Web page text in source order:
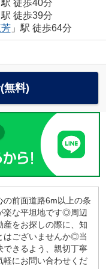
駅 徒歩40分
駅 徒歩39分
」駅 徒歩64分
無料)
の前面道路6m以上の条
楽な平坦地です◎周辺
をお探しの際に、知
はございませんか◎当
できるよう、親切丁寧
にお問い合わせくだ